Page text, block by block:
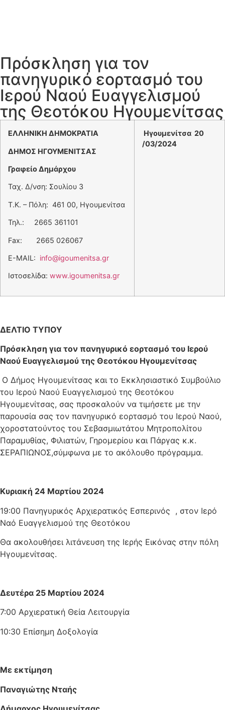
Πρόσκληση για τον
πανηγυρικό εορτασμό του
Ιερού Ναού Ευαγγελισμού
της Θεοτόκου Ηγουμενίτσας
ΕΛΛΗΝΙΚΗ ΔΗΜΟΚΡΑΤΙΑ
ΔΗΜΟΣ ΗΓΟΥΜΕΝΙΤΣΑΣ
Γραφείο Δημάρχου
Ταχ. Δ/νση: Σουλίου 3
Τ.Κ. – Πόλη: 461 00, Ηγουμενίτσα
Τηλ.: 2665 361101
Fax: 2665 026067
E-MAIL: info@igoumenitsa.gr
Ιστοσελίδα: www.igoumenitsa.gr
Ηγουμενίτσα 20
/03/2024
ΔΕΛΤΙΟ ΤΥΠΟΥ
Πρόσκληση για τον πανηγυρικό εορτασμό του Ιερού
Ναού Ευαγγελισμού της Θεοτόκου Ηγουμενίτσας
Ο Δήμος Ηγουμενίτσας και το Εκκλησιαστικό Συμβούλιο
του Ιερού Ναού Ευαγγελισμού της Θεοτόκου
Ηγουμενίτσας, σας προσκαλούν να τιμήσετε με την
παρουσία σας τον πανηγυρικό εορτασμό του Ιερού Ναού,
χοροστατούντος του Σεβασμιωτάτου Μητροπολίτου
Παραμυθίας, Φιλιατών, Γηρομερίου και Πάργας κ.κ.
ΣΕΡΑΠΙΩΝΟΣ,σύμφωνα με το ακόλουθο πρόγραμμα.
Κυριακή 24 Μαρτίου 2024
19:00 Πανηγυρικός Αρχιερατικός Εσπερινός , στον Ιερό
Ναό Ευαγγελισμού της Θεοτόκου
Θα ακολουθήσει λιτάνευση της Ιερής Εικόνας στην πόλη
Ηγουμενίτσας.
Δευτέρα 25 Μαρτίου 2024
7:00 Αρχιερατική Θεία Λειτουργία
10:30 Επίσημη Δοξολογία
Με εκτίμηση
Παναγιώτης Νταής